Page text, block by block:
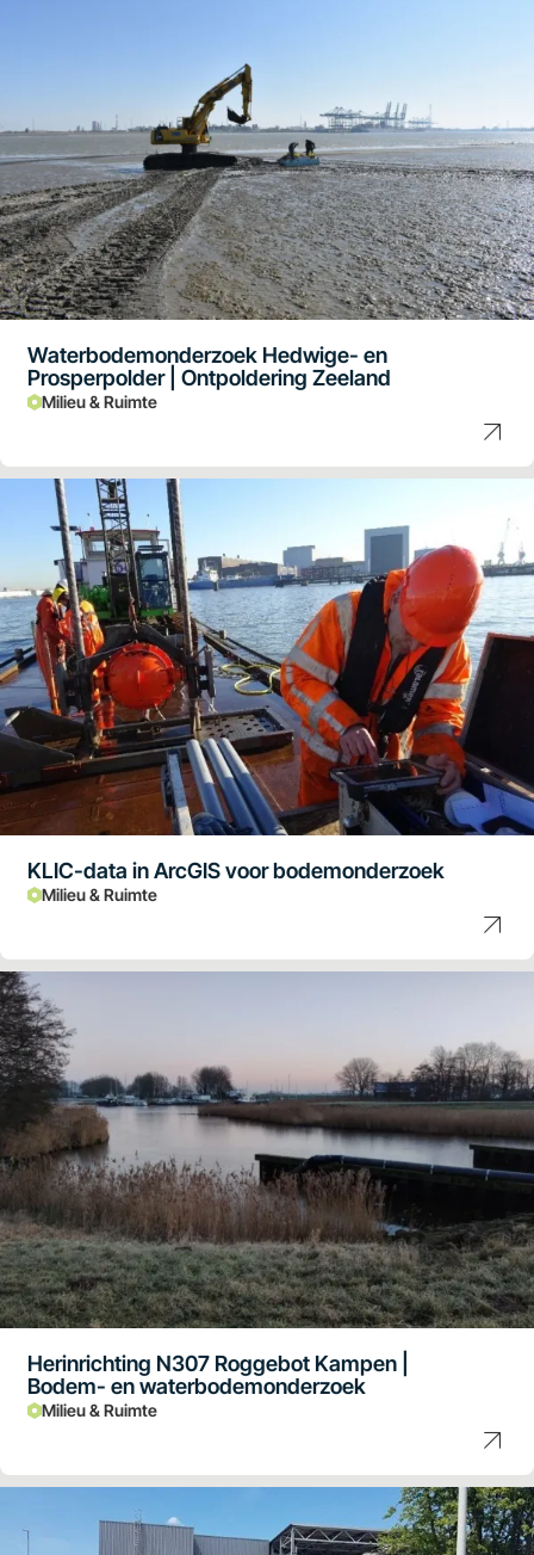
Waterbodemonderzoek Hedwige- en
Prosperpolder | Ontpoldering Zeeland
Milieu & Ruimte
KLIC-data in ArcGIS voor bodemonderzoek
Milieu & Ruimte
Herinrichting N307 Roggebot Kampen |
Bodem- en waterbodemonderzoek
Milieu & Ruimte